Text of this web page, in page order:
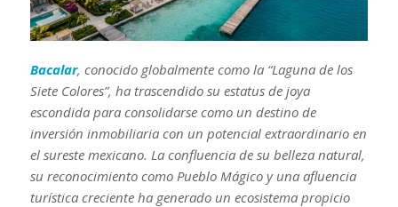
Bacalar, conocido globalmente como la “Laguna de los
Siete Colores”, ha trascendido su estatus de joya
escondida para consolidarse como un destino de
inversión inmobiliaria con un potencial extraordinario en
el sureste mexicano. La confluencia de su belleza natural,
su reconocimiento como Pueblo Mágico y una afluencia
turística creciente ha generado un ecosistema propicio